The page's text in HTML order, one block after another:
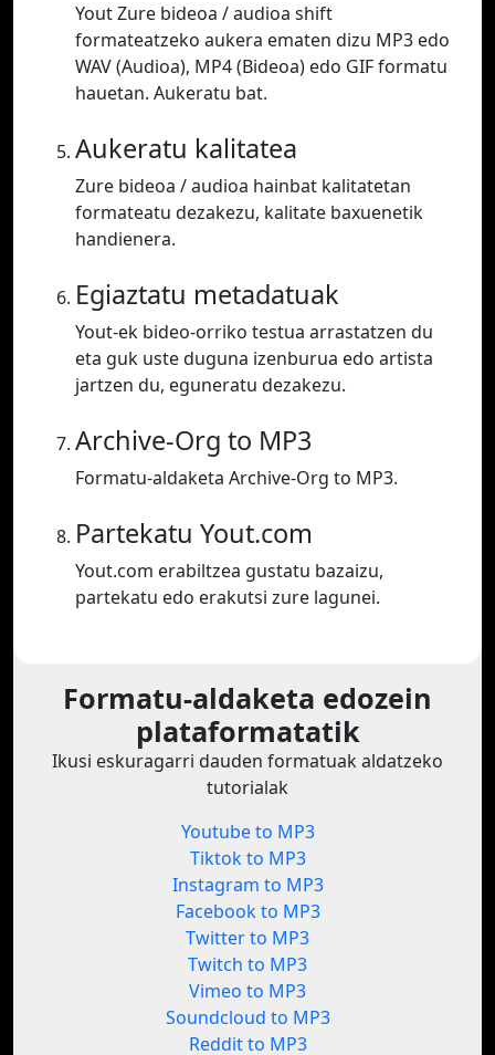
Yout Zure bideoa / audioa shift
formateatzeko aukera ematen dizu MP3 edo
WAV (Audioa), MP4 (Bideoa) edo GIF formatu
hauetan. Aukeratu bat.
Aukeratu kalitatea
Zure bideoa / audioa hainbat kalitatetan
formateatu dezakezu, kalitate baxuenetik
handienera.
Egiaztatu metadatuak
Yout-ek bideo-orriko testua arrastatzen du
eta guk uste duguna izenburua edo artista
jartzen du, eguneratu dezakezu.
Archive-Org to MP3
Formatu-aldaketa Archive-Org to MP3.
Partekatu Yout.com
Yout.com erabiltzea gustatu bazaizu,
partekatu edo erakutsi zure lagunei.
Formatu-aldaketa edozein
plataformatatik
Ikusi eskuragarri dauden formatuak aldatzeko
tutorialak
Youtube to MP3
Tiktok to MP3
Instagram to MP3
Facebook to MP3
Twitter to MP3
Twitch to MP3
Vimeo to MP3
Soundcloud to MP3
Reddit to MP3